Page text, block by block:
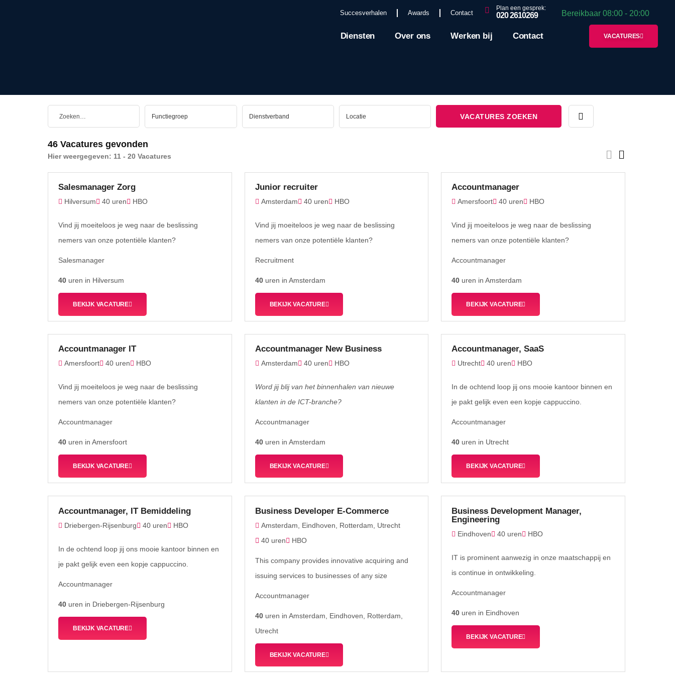
Succesverhalen Awards Contact
Plan een gesprek:
020 2610269 Bereikbaar 08:00 - 20:00
Diensten Over ons Werken bij Contact VACATURES
46 Vacatures gevonden
Hier weergegeven: 11 - 20 Vacatures
Salesmanager Zorg
Hilversum 40 uren HBO
Vind jij moeiteloos je weg naar de beslissing
nemers van onze potentiële klanten?
Salesmanager
40 uren in Hilversum
BEKIJK VACATURE
Junior recruiter
Amsterdam 40 uren HBO
Vind jij moeiteloos je weg naar de beslissing
nemers van onze potentiële klanten?
Recruitment
40uren in Amsterdam
BEKIJK VACATURE
Accountmanager
Amersfoort 40 uren HBO
Vind jij moeiteloos je weg naar de beslissing
nemers van onze potentiële klanten?
Accountmanager
40 uren in Amsterdam
BEKIJK VACATURE
Accountmanager IT
Amersfoort 40 uren HBO
Vind jij moeiteloos je weg naar de beslissing
nemers van onze potentiële klanten?
Accountmanager
40 uren in Amersfoort
BEKIJK VACATURE
Accountmanager New Business
Amsterdam 40 uren HBO
Word jij blij van het binnenhalen van nieuwe
klanten in de ICT-branche?
Accountmanager
40uren in Amsterdam
BEKIJK VACATURE
Accountmanager, SaaS
Utrecht 40 uren HBO
In de ochtend loop jij ons mooie kantoor binnen en
je pakt gelijk even een kopje cappuccino.
Accountmanager
40 uren in Utrecht
BEKIJK VACATURE
Accountmanager, IT Bemiddeling
Driebergen-Rijsenburg 40 uren HBO
In de ochtend loop jij ons mooie kantoor binnen en
je pakt gelijk even een kopje cappuccino.
Accountmanager
40 uren in Driebergen-Rijsenburg
BEKIJK VACATURE
Business Developer E-Commerce
Amsterdam, Eindhoven, Rotterdam, Utrecht
40 uren
HBO
This company provides innovative acquiring and
issuing services to businesses of any size
Accountmanager
40uren in Amsterdam, Eindhoven, Rotterdam,
Utrecht
BEKIJK VACATURE
Business Development Manager,
Engineering
Eindhoven 40 uren HBO
IT is prominent aanwezig in onze maatschappij en
is continue in ontwikkeling.
Accountmanager
40 uren in Eindhoven
BEKIJK VACATURE